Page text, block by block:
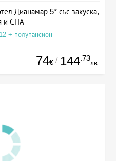
Дианамар 5* със закуска,
и СПА
+ полупансион
74€ / 144.73
лв.